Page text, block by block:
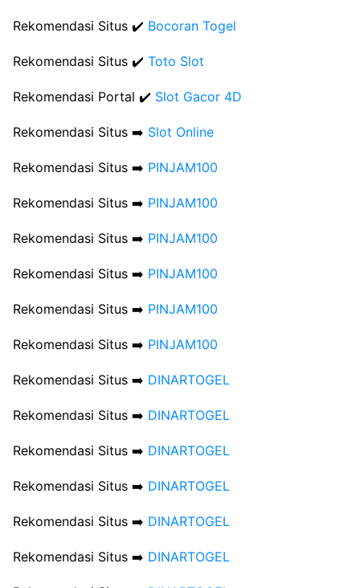
Rekomendasi Situs ✔️ Bocoran Togel
Rekomendasi Situs ✔️ Toto Slot
Rekomendasi Portal ✔️ Slot Gacor 4D
Rekomendasi Situs ➡️ Slot Online
Rekomendasi Situs ➡️ PINJAM100
Rekomendasi Situs ➡️ PINJAM100
Rekomendasi Situs ➡️ PINJAM100
Rekomendasi Situs ➡️ PINJAM100
Rekomendasi Situs ➡️ PINJAM100
Rekomendasi Situs ➡️ PINJAM100
Rekomendasi Situs ➡️ DINARTOGEL
Rekomendasi Situs ➡️ DINARTOGEL
Rekomendasi Situs ➡️ DINARTOGEL
Rekomendasi Situs ➡️ DINARTOGEL
Rekomendasi Situs ➡️ DINARTOGEL
Rekomendasi Situs ➡️ DINARTOGEL